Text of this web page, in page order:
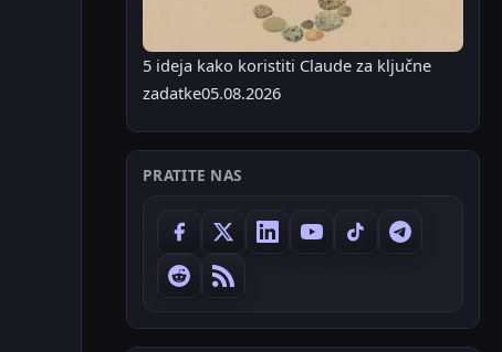
5 ideja kako koristiti Claude za ključne
zadatke05.08.2026
PRATITE NAS